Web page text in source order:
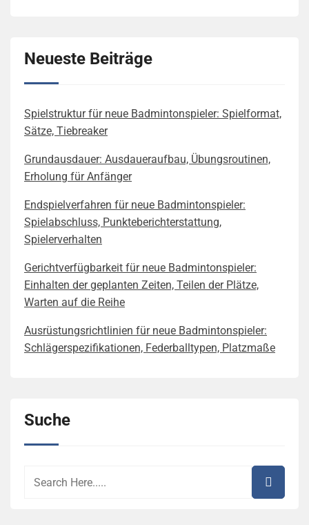
Neueste Beiträge
Spielstruktur für neue Badmintonspieler: Spielformat,
Sätze, Tiebreaker
Grundausdauer: Ausdaueraufbau, Übungsroutinen,
Erholung für Anfänger
Endspielverfahren für neue Badmintonspieler:
Spielabschluss, Punkteberichterstattung,
Spielerverhalten
Gerichtverfügbarkeit für neue Badmintonspieler:
Einhalten der geplanten Zeiten, Teilen der Plätze,
Warten auf die Reihe
Ausrüstungsrichtlinien für neue Badmintonspieler:
Schlägerspezifikationen, Federballtypen, Platzmaße
Suche